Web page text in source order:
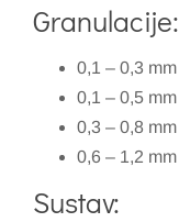
Granulacije:
0,1 – 0,3 mm
0,1 – 0,5 mm
0,3 – 0,8 mm
0,6 – 1,2 mm
Sustav: